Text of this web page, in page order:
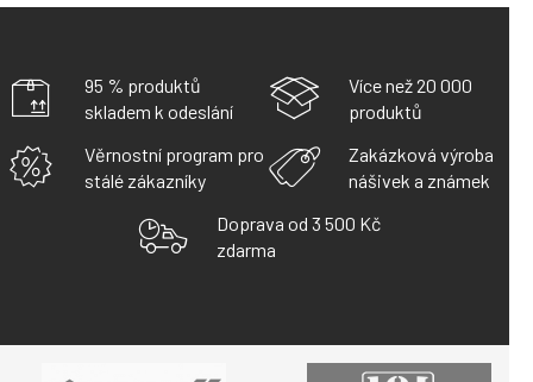
95 % produktů
skladem k odeslání
Více než 20 000
produktů
Věrnostní program pro
stálé zákazníky
Zakázková výroba
nášivek a známek
Doprava od 3 500 Kč
zdarma